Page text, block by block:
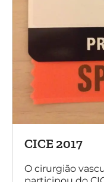
CICE 2017
O cirurgião